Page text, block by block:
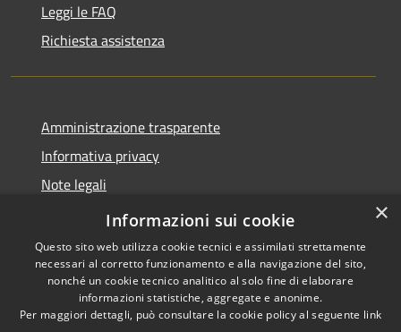
Leggi le FAQ
Richiesta assistenza
Amministrazione trasparente
Informativa privacy
Note legali
Dichiarazione di accessibilità
Accessibilità
Copyright © 2026 • Comune di
Sant'Agata Li Battiati •
×
Informazioni sui cookie
Questo sito web utilizza cookie tecnici e assimilati strettamente
necessari al corretto funzionamento e alla navigazione del sito,
nonché un cookie tecnico analitico al solo fine di elaborare
informazioni statistiche, aggregate e anonime.
Per maggiori dettagli, può consultare la cookie policy al seguente link